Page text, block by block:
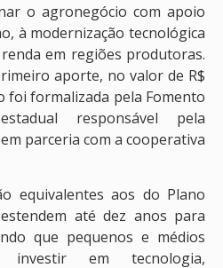
o agronegócio com apoio
à modernização tecnológica
em regiões produtoras.
aporte, no valor de R$
foi formalizada pela Fomento
responsável pela
parceria com a cooperativa
equivalentes aos do Plano
até dez anos para
que pequenos e médios
investir em tecnologia,